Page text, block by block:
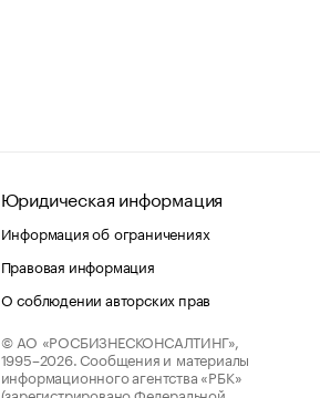
Юридическая информация
Информация об ограничениях
Правовая информация
О соблюдении авторских прав
© АО «РОСБИЗНЕСКОНСАЛТИНГ»,
1995–2026. Сообщения и материалы
информационного агентства «РБК»
(зарегистрировано Федеральной